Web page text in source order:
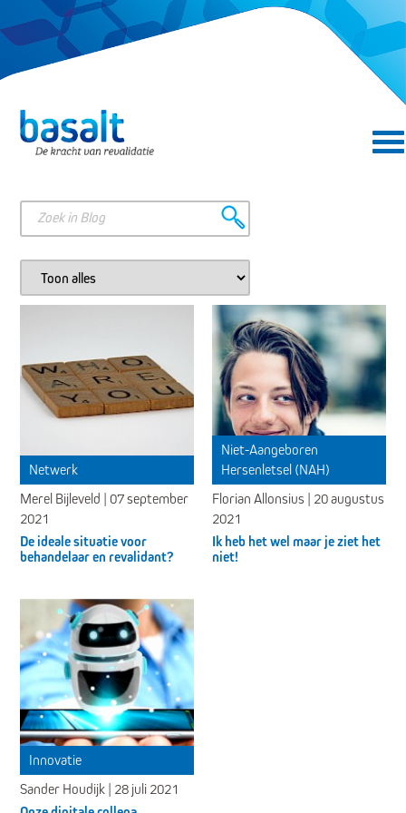
Direct naar de contentDirect naar de navigatie
Netwerk
Merel Bijleveld | 07 september
2021
De ideale situatie voor
behandelaar en revalidant?
Niet-Aangeboren
Hersenletsel (NAH)
Florian Allonsius | 20 augustus
2021
Ik heb het wel maar je ziet het
niet!
Innovatie
Sander Houdijk | 28 juli 2021